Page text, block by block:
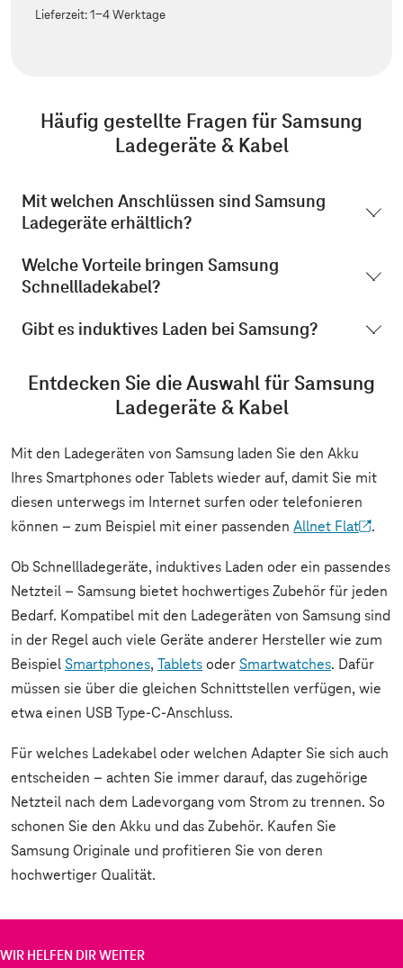
Lieferzeit:1-4 Werktage
Häufig gestellte Fragen für Samsung
Ladegeräte & Kabel
Mit welchen Anschlüssen sind Samsung
Ladegeräte erhältlich?
Welche Vorteile bringen Samsung
Schnellladekabel?
Gibt es induktives Laden bei Samsung?
Entdecken Sie die Auswahl für Samsung
Ladegeräte & Kabel
Mit den Ladegeräten von Samsung laden Sie den Akku
Ihres Smartphones oder Tablets wieder auf, damit Sie mit
diesen unterwegs im Internet surfen oder telefonieren
können – zum Beispiel mit einer passenden Allnet Flat .
Ob Schnellladegeräte, induktives Laden oder ein passendes
Netzteil – Samsung bietet hochwertiges Zubehör für jeden
Bedarf. Kompatibel mit den Ladegeräten von Samsung sind
in der Regel auch viele Geräte anderer Hersteller wie zum
Beispiel Smartphones, Tabletsoder Smartwatches. Dafür
müssen sie über die gleichen Schnittstellen verfügen, wie
etwa einen USB Type-C-Anschluss.
Für welches Ladekabel oder welchen Adapter Sie sich auch
entscheiden – achten Sie immer darauf, das zugehörige
Netzteil nach dem Ladevorgang vom Strom zu trennen. So
schonen Sie den Akku und das Zubehör. Kaufen Sie
Samsung Originale und profitieren Sie von deren
hochwertiger Qualität.
WIR HELFEN DIR WEITER